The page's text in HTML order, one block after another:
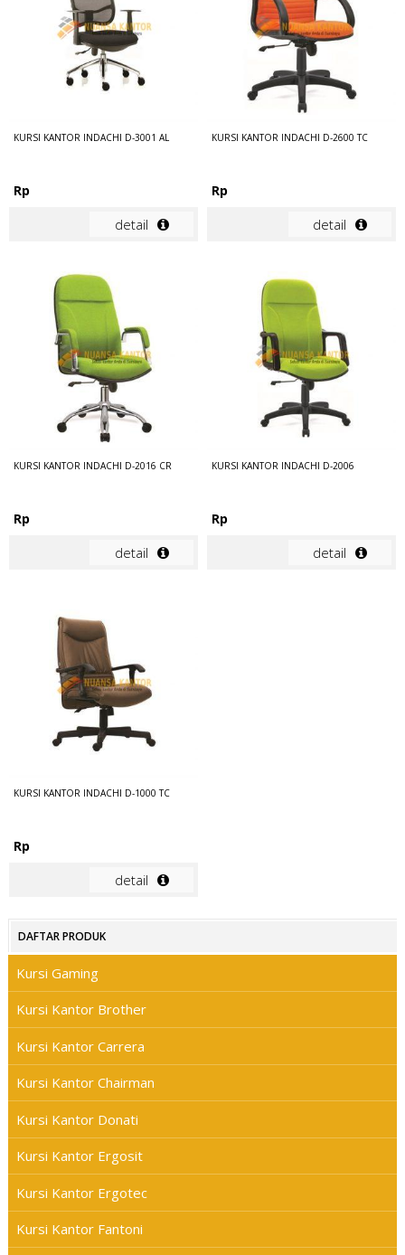
KURSI KANTOR INDACHI D-3001 AL
Rp
detail
KURSI KANTOR INDACHI D-2600 TC
Rp
detail
KURSI KANTOR INDACHI D-2016 CR
Rp
detail
KURSI KANTOR INDACHI D-2006
Rp
detail
KURSI KANTOR INDACHI D-1000 TC
Rp
detail
DAFTAR PRODUK
Kursi Gaming
Kursi Kantor Brother
Kursi Kantor Carrera
Kursi Kantor Chairman
Kursi Kantor Donati
Kursi Kantor Ergosit
Kursi Kantor Ergotec
Kursi Kantor Fantoni